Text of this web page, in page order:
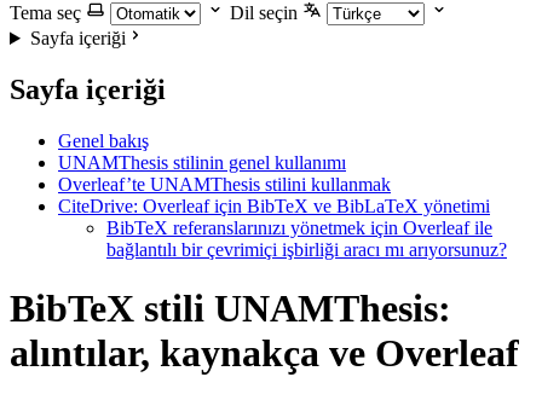
Tema seç
Dil seçin
Sayfa içeriği
Sayfa içeriği
Genel bakış
UNAMThesis stilinin genel kullanımı
Overleaf’te UNAMThesis stilini kullanmak
CiteDrive: Overleaf için BibTeX ve BibLaTeX yönetimi
BibTeX referanslarınızı yönetmek için Overleaf ile
bağlantılı bir çevrimiçi işbirliği aracı mı arıyorsunuz?
BibTeX stili UNAMThesis:
alıntılar, kaynakça ve Overleaf